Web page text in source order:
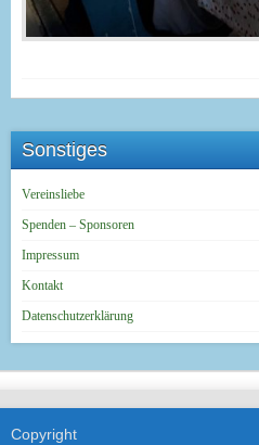
Sonstiges
Vereinsliebe
Spenden – Sponsoren
Impressum
Kontakt
Datenschutzerklärung
Copyright